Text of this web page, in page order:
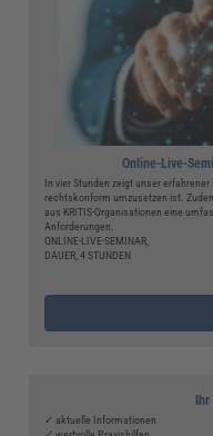
Online-Live-
In vier Stunden zeigt unser
rechtskonform umzusetzen ist.
aus KRITIS-Organisationen eine
Anforderungen.
ONLINE-LIVE-SEMINAR,
DAUER, 4 STUNDEN
Ihr
✓ aktuelle Informationen